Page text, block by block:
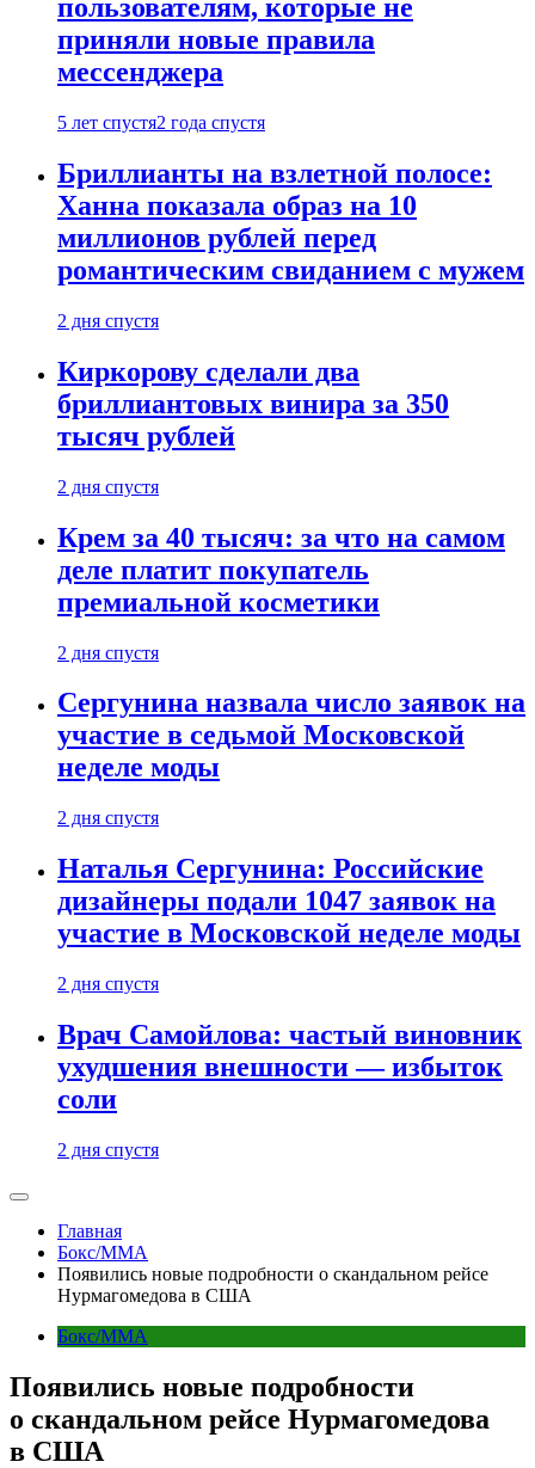
пользователям, которые не
приняли новые правила
мессенджера
5 лет спустя2 года спустя
Бриллианты на взлетной полосе:
Ханна показала образ на 10
миллионов рублей перед
романтическим свиданием с мужем
2 дня спустя
Киркорову сделали два
бриллиантовых винира за 350
тысяч рублей
2 дня спустя
Крем за 40 тысяч: за что на самом
деле платит покупатель
премиальной косметики
2 дня спустя
Сергунина назвала число заявок на
участие в седьмой Московской
неделе моды
2 дня спустя
Наталья Сергунина: Российские
дизайнеры подали 1047 заявок на
участие в Московской неделе моды
2 дня спустя
Врач Самойлова: частый виновник
ухудшения внешности — избыток
соли
2 дня спустя
Главная
Бокс/MMA
Появились новые подробности о скандальном рейсе
Нурмагомедова в США
Бокс/MMA
Появились новые подробности
о скандальном рейсе Нурмагомедова
в США